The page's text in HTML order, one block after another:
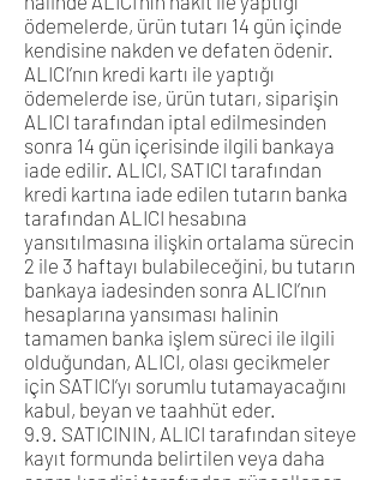
ödemelerde, ürün tutarı 14 gün içinde
kendisine nakden ve defaten ödenir.
ALICI’nın kredi kartı ile yaptığı
ödemelerde ise, ürün tutarı, siparişin
ALICI tarafından iptal edilmesinden
sonra 14 gün içerisinde ilgili bankaya
iade edilir. ALICI, SATICI tarafından
kredi kartına iade edilen tutarın banka
tarafından ALICI hesabına
yansıtılmasına ilişkin ortalama sürecin
2 ile 3 haftayı bulabileceğini, bu tutarın
bankaya iadesinden sonra ALICI’nın
hesaplarına yansıması halinin
tamamen banka işlem süreci ile ilgili
olduğundan, ALICI, olası gecikmeler
için SATICI’yı sorumlu tutamayacağını
kabul, beyan ve taahhüt eder.
9.9. SATICININ, ALICI tarafından siteye
kayıt formunda belirtilen veya daha